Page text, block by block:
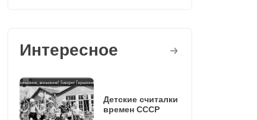
Интересное
Детские считалки
времен СССР